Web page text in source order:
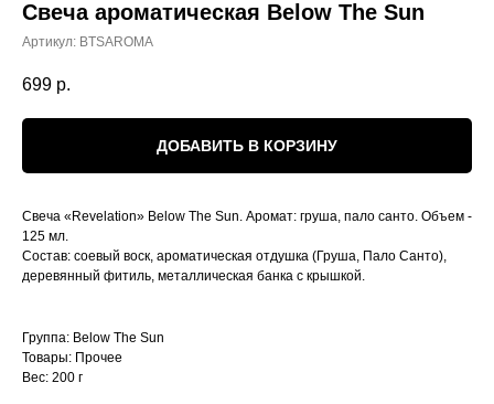
Свеча ароматическая Below The Sun
Артикул: BTSAROMA
699 р.
ДОБАВИТЬ В КОРЗИНУ
Свеча «Revelation» Below The Sun. Аромат: груша, пало санто. Объем -
125 мл.
Состав: соевый воск, ароматическая отдушка (Груша, Пало Санто),
деревянный фитиль, металлическая банка с крышкой.
Группа: Below The Sun
Товары: Прочее
Вес: 200 г